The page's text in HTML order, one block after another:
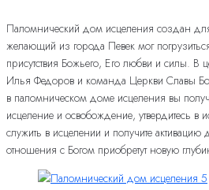
Паломнический дом исцеления создан
желающий из города Певек мог
присутствия Божьего, Его любви и силы. В
Илья Федоров и команда Церкви Славы
в паломническом доме исцеления вы
исцеление и освобождение, утвердитесь в
служить в исцелении и получите
отношения с Богом приобретут новую